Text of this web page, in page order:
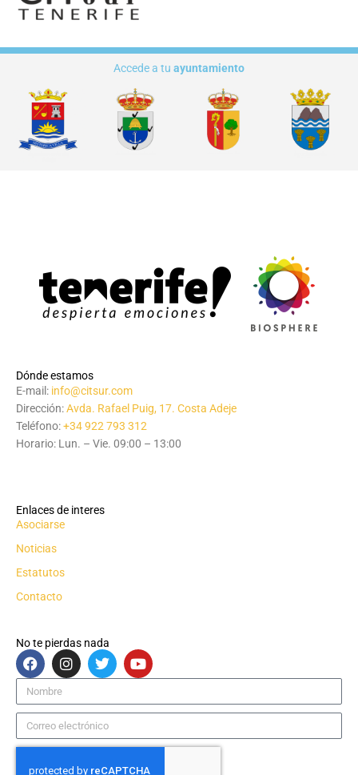
Accede a tu ayuntamiento
Dónde estamos
E-mail: info@citsur.com
Dirección:Avda. Rafael Puig, 17. Costa Adeje
Teléfono:+34 922 793 312
Horario: Lun. – Vie. 09:00 – 13:00
Enlaces de interes
Asociarse
Noticias
Estatutos
Contacto
No te pierdas nada
F
a
c
e
b
o
o
I
n
s
a
g
r
m
T
w
i
t
e
r
Y
o
u
u
e
Nombre
Correo
electrónico